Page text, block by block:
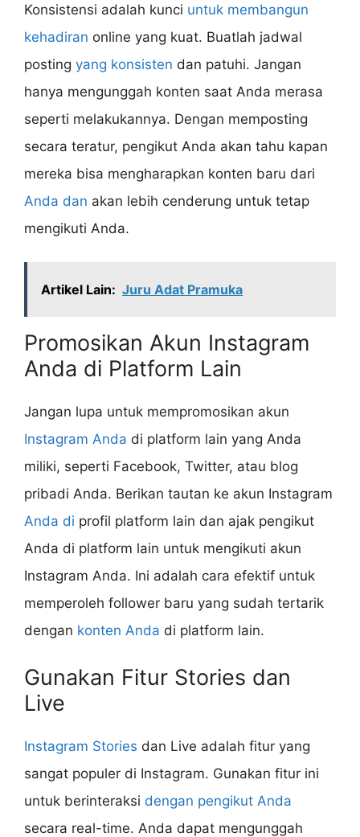
Konsistensi adalah kunci untuk membangun
kehadiran online yang kuat. Buatlah jadwal
posting yang konsisten dan patuhi. Jangan
hanya mengunggah konten saat Anda merasa
seperti melakukannya. Dengan memposting
secara teratur, pengikut Anda akan tahu kapan
mereka bisa mengharapkan konten baru dari
Anda dan akan lebih cenderung untuk tetap
mengikuti Anda.
Artikel Lain: Juru Adat Pramuka
Promosikan Akun Instagram
Anda di Platform Lain
Jangan lupa untuk mempromosikan akun
Instagram Anda di platform lain yang Anda
miliki, seperti Facebook, Twitter, atau blog
pribadi Anda. Berikan tautan ke akun Instagram
Anda di profil platform lain dan ajak pengikut
Anda di platform lain untuk mengikuti akun
Instagram Anda. Ini adalah cara efektif untuk
memperoleh follower baru yang sudah tertarik
dengan konten Anda di platform lain.
Gunakan Fitur Stories dan
Live
Instagram Stories dan Live adalah fitur yang
sangat populer di Instagram. Gunakan fitur ini
untuk berinteraksi dengan pengikut Anda
secara real-time. Anda dapat mengunggah